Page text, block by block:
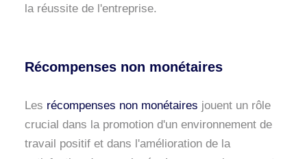
la réussite de l'entreprise.
Récompenses non monétaires
Les récompenses non monétaires jouent un rôle
crucial dans la promotion d'un environnement de
travail positif et dans l'amélioration de la